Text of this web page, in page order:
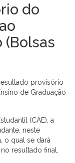
do
(Bolsas
provisório
de Graduação
(CAE), a
neste
o qual se dará
resultado final.